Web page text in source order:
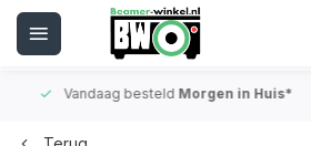
Vandaag besteldMorgen in Huis*